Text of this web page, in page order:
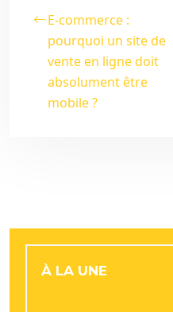
E-commerce :
pourquoi un site de
vente en ligne doit
absolument être
mobile ?
À LA UNE